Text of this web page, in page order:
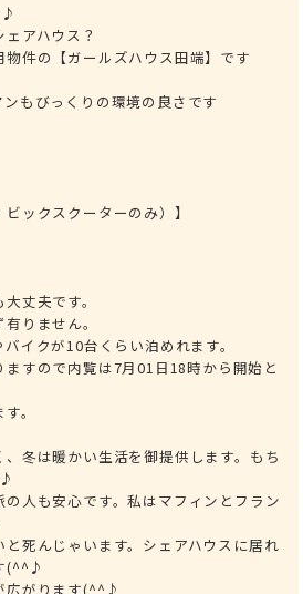
アハウス？
件の【ガールズハウス田端】です
もびっくりの環境の良さです
ックスクーターのみ）】
丈夫です。
りません。
イクが10台くらい泊めれます。
すので内覧は7月01日18時から開始と
。
冬は暖かい生活を御提供します。もち
人も安心です。私はマフィンとフラン
死んじゃいます。シェアハウスに居れ
(^^♪
広がります(^^♪